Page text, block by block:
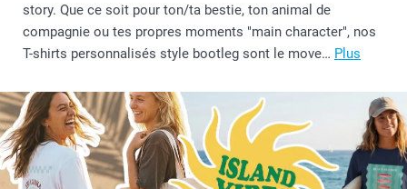
story. Que ce soit pour ton/ta bestie, ton animal de
compagnie ou tes propres moments "main character", nos
T-shirts personnalisés style bootleg sont le move… Plus